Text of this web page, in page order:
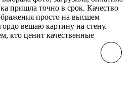
пришла точно в срок. Качество
просто на высшем
вешаю картину на стену.
кто ценит качественные